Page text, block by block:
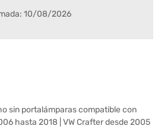
10/08/2026
sin portalámparas compatible con
hasta 2018 | VW Crafter desde 2005